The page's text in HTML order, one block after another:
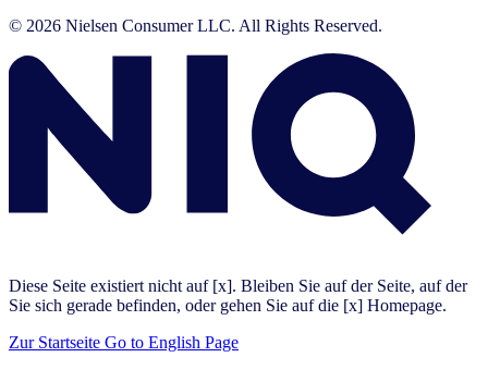
© 2026 Nielsen Consumer LLC. All Rights Reserved.
Diese Seite existiert nicht auf [x]. Bleiben Sie auf der Seite, auf der
Sie sich gerade befinden, oder gehen Sie auf die [x] Homepage.
Zur Startseite Go to English Page